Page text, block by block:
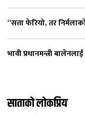
“सत्ता फेरियो, तर
भावी प्रधानमन्त्री
साताको लोकप्रिय